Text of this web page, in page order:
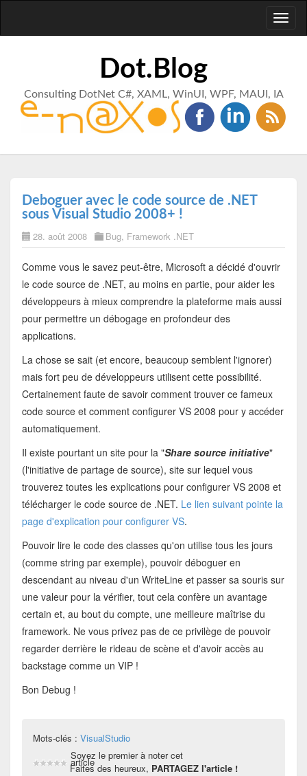
Dot.Blog
Consulting DotNet C#, XAML, WinUI, WPF, MAUI, IA
Deboguer avec le code source de .NET
sous Visual Studio 2008+ !
28. août 2008 Bug, Framework .NET
Comme vous le savez peut-être, Microsoft a décidé d'ouvrir
le code source de .NET, au moins en partie, pour aider les
développeurs à mieux comprendre la plateforme mais aussi
pour permettre un débogage en profondeur des
applications.
La chose se sait (et encore, beaucoup semblent l'ignorer)
mais fort peu de développeurs utilisent cette possibilité.
Certainement faute de savoir comment trouver ce fameux
code source et comment configurer VS 2008 pour y accéder
automatiquement.
Il existe pourtant un site pour la "Share source initiative"
(l'initiative de partage de source), site sur lequel vous
trouverez toutes les explications pour configurer VS 2008 et
télécharger le code source de .NET. Le lien suivant pointe la
page d'explication pour configurer VS.
Pouvoir lire le code des classes qu'on utilise tous les jours
(comme string par exemple), pouvoir déboguer en
descendant au niveau d'un WriteLine et passer sa souris sur
une valeur pour la vérifier, tout cela confère un avantage
certain et, au bout du compte, une meilleure maîtrise du
framework. Ne vous privez pas de ce privilège de pouvoir
regarder derrière le rideau de scène et d'avoir accès au
backstage comme un VIP !
Bon Debug !
Mots-clés : VisualStudio
Soyez le premier à noter cet
article
Faites des heureux, PARTAGEZ l'article !